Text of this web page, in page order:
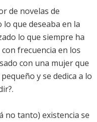
de novelas de
que deseaba en la
lo que siempre ha
frecuencia en los
con una mujer que
y se dedica a lo
no tanto) existencia se